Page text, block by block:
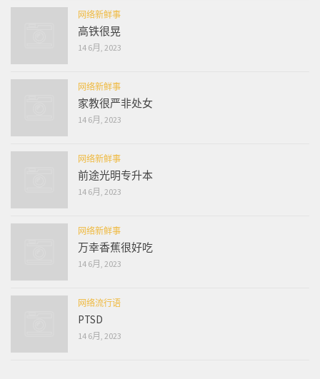
网络新鲜事
高铁很晃
14 6月, 2023
网络新鲜事
家教很严非处女
14 6月, 2023
网络新鲜事
前途光明专升本
14 6月, 2023
网络新鲜事
万幸香蕉很好吃
14 6月, 2023
网络流行语
PTSD
14 6月, 2023